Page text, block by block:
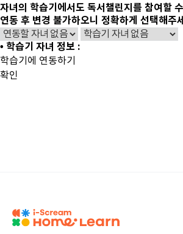
자녀의 학습기에서도 독서챌린지를 참여할
연동 후 변경 불가하오니 정확하게 선택해주
• 학습기 자녀 정보 :
학습기에 연동하기
확인